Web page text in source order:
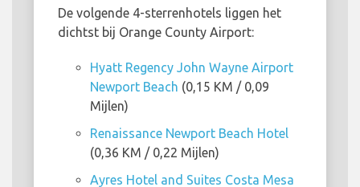
De volgende 4-sterrenhotels liggen het
dichtst bij Orange County Airport:
Hyatt Regency John Wayne Airport
Newport Beach (0,15 KM / 0,09
Mijlen)
Renaissance Newport Beach Hotel
(0,36 KM / 0,22 Mijlen)
Ayres Hotel and Suites Costa Mesa